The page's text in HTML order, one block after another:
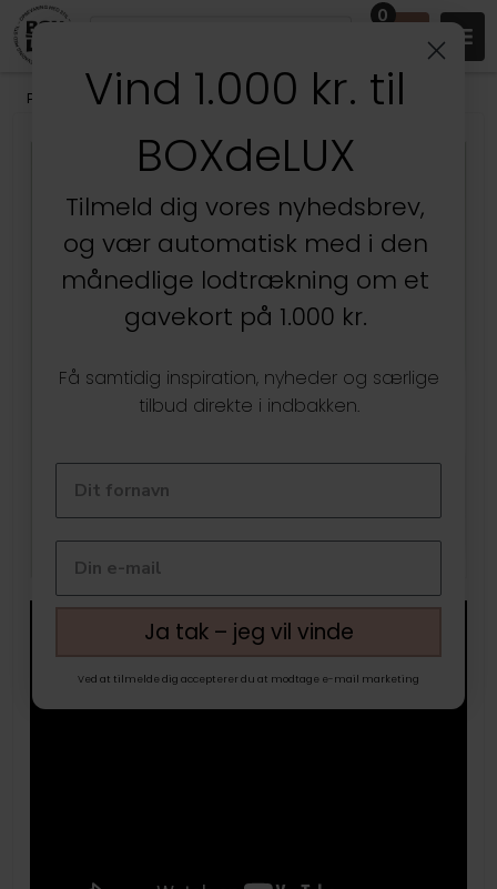
0
Produkter /Stuen Væghylder & gallerihylder
Kun hos BOXdeLUX
Vind 1.000 kr. til
BOXdeLUX
Tilmeld dig vores nyhedsbrev,
og vær automatisk med i den
månedlige lodtrækning om et
gavekort på 1.000 kr.
Få samtidig inspiration, nyheder og særlige
tilbud direkte i indbakken.
Ja tak – jeg vil vinde
Ved at tilmelde dig accepterer du at modtage e-mail marketing